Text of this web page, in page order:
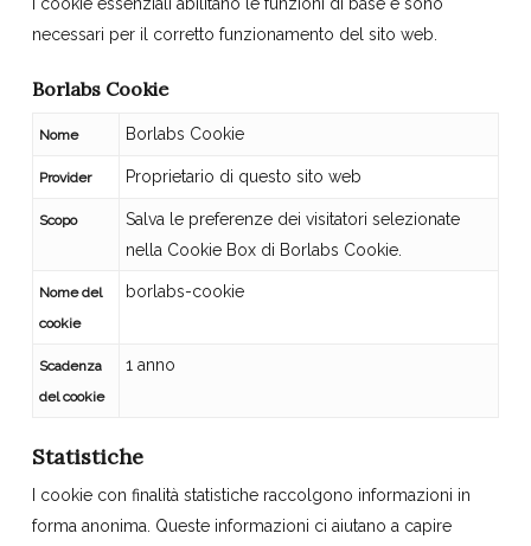
necessari per il corretto funzionamento del sito web.
Borlabs Cookie
Nome Borlabs Cookie
Provider Proprietario di questo sito web
Scopo
Salva le preferenze dei visitatori selezionate
nella Cookie Box di Borlabs Cookie.
Nome del
cookie
borlabs-cookie
Scadenza
del cookie
1 anno
Statistiche
I cookie con finalità statistiche raccolgono informazioni in
forma anonima. Queste informazioni ci aiutano a capire